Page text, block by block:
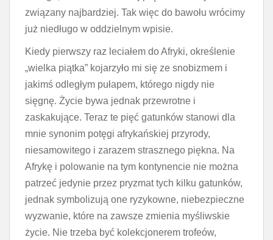
związany najbardziej. Tak więc do bawołu wrócimy
już niedługo w oddzielnym wpisie.
Kiedy pierwszy raz leciałem do Afryki, określenie
„wielka piątka” kojarzyło mi się ze snobizmem i
jakimś odległym pułapem, którego nigdy nie
sięgnę. Życie bywa jednak przewrotne i
zaskakujące. Teraz te pięć gatunków stanowi dla
mnie synonim potęgi afrykańskiej przyrody,
niesamowitego i zarazem strasznego piękna. Na
Afrykę i polowanie na tym kontynencie nie można
patrzeć jedynie przez pryzmat tych kilku gatunków,
jednak symbolizują one ryzykowne, niebezpieczne
wyzwanie, które na zawsze zmienia myśliwskie
życie. Nie trzeba być kolekcjonerem trofeów,